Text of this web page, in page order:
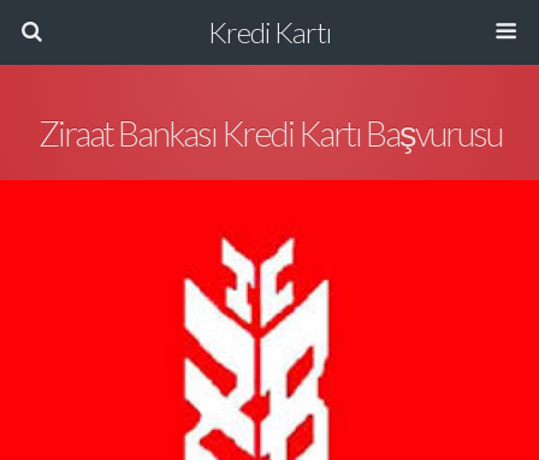
Kredi Kartı
Ziraat Bankası Kredi Kartı Başvurusu